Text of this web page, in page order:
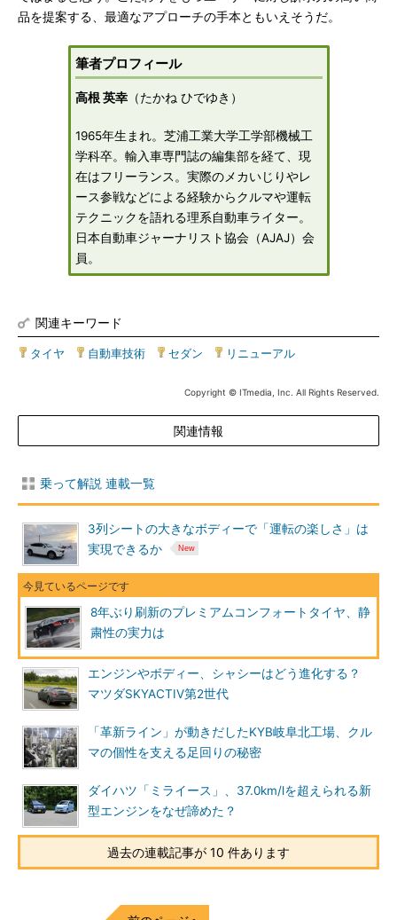
品を提案する、最適なアプローチの手本ともいえそうだ。
筆者プロフィール
高根 英幸（たかね ひでゆき）
1965年生まれ。芝浦工業大学工学部機械工
学科卒。輸入車専門誌の編集部を経て、現
在はフリーランス。実際のメカいじりやレ
ース参戦などによる経験からクルマや運転
テクニックを語れる理系自動車ライター。
日本自動車ジャーナリスト協会（AJAJ）会
員。
関連キーワード
タイヤ 自動車技術 セダン リニューアル
Copyright © ITmedia, Inc. All Rights Reserved.
関連情報
乗って解説 連載一覧
3列シートの大きなボディーで「運転の楽しさ」は
実現できるか
8年ぶり刷新のプレミアムコンフォートタイヤ、静
粛性の実力は
エンジンやボディー、シャシーはどう進化する？
マツダSKYACTIV第2世代
「革新ライン」が動きだしたKYB岐阜北工場、クル
マの個性を支える足回りの秘密
ダイハツ「ミライース」、37.0km/lを超えられる新
型エンジンをなぜ諦めた？
過去の連載記事が 10 件あります